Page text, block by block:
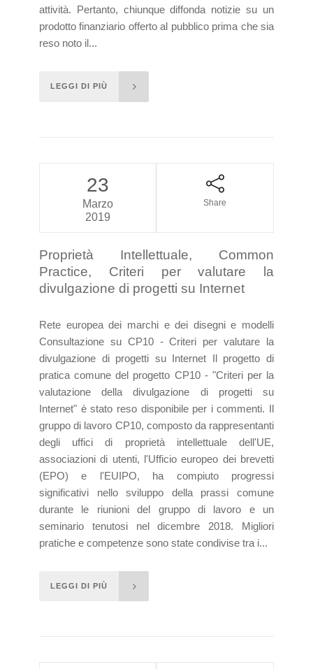
attività. Pertanto, chiunque diffonda notizie su un
prodotto finanziario offerto al pubblico prima che sia
reso noto il...
LEGGI DI PIÙ
23
Marzo
2019
Share
Proprietà Intellettuale, Common
Practice, Criteri per valutare la
divulgazione di progetti su Internet
Rete europea dei marchi e dei disegni e modelli
Consultazione su CP10 - Criteri per valutare la
divulgazione di progetti su Internet Il progetto di
pratica comune del progetto CP10 - "Criteri per la
valutazione della divulgazione di progetti su
Internet" è stato reso disponibile per i commenti. Il
gruppo di lavoro CP10, composto da rappresentanti
degli uffici di proprietà intellettuale dell'UE,
associazioni di utenti, l'Ufficio europeo dei brevetti
(EPO) e l'EUIPO, ha compiuto progressi
significativi nello sviluppo della prassi comune
durante le riunioni del gruppo di lavoro e un
seminario tenutosi nel dicembre 2018. Migliori
pratiche e competenze sono state condivise tra i...
LEGGI DI PIÙ